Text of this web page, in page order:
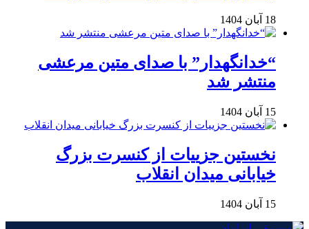
18 آبان 1404
“خدانگهدار” با صدای متین مرعشی
منتشر شد
15 آبان 1404
نخستین جزییات از کنسرت بزرگ
خیابانی میدان انقلاب
15 آبان 1404